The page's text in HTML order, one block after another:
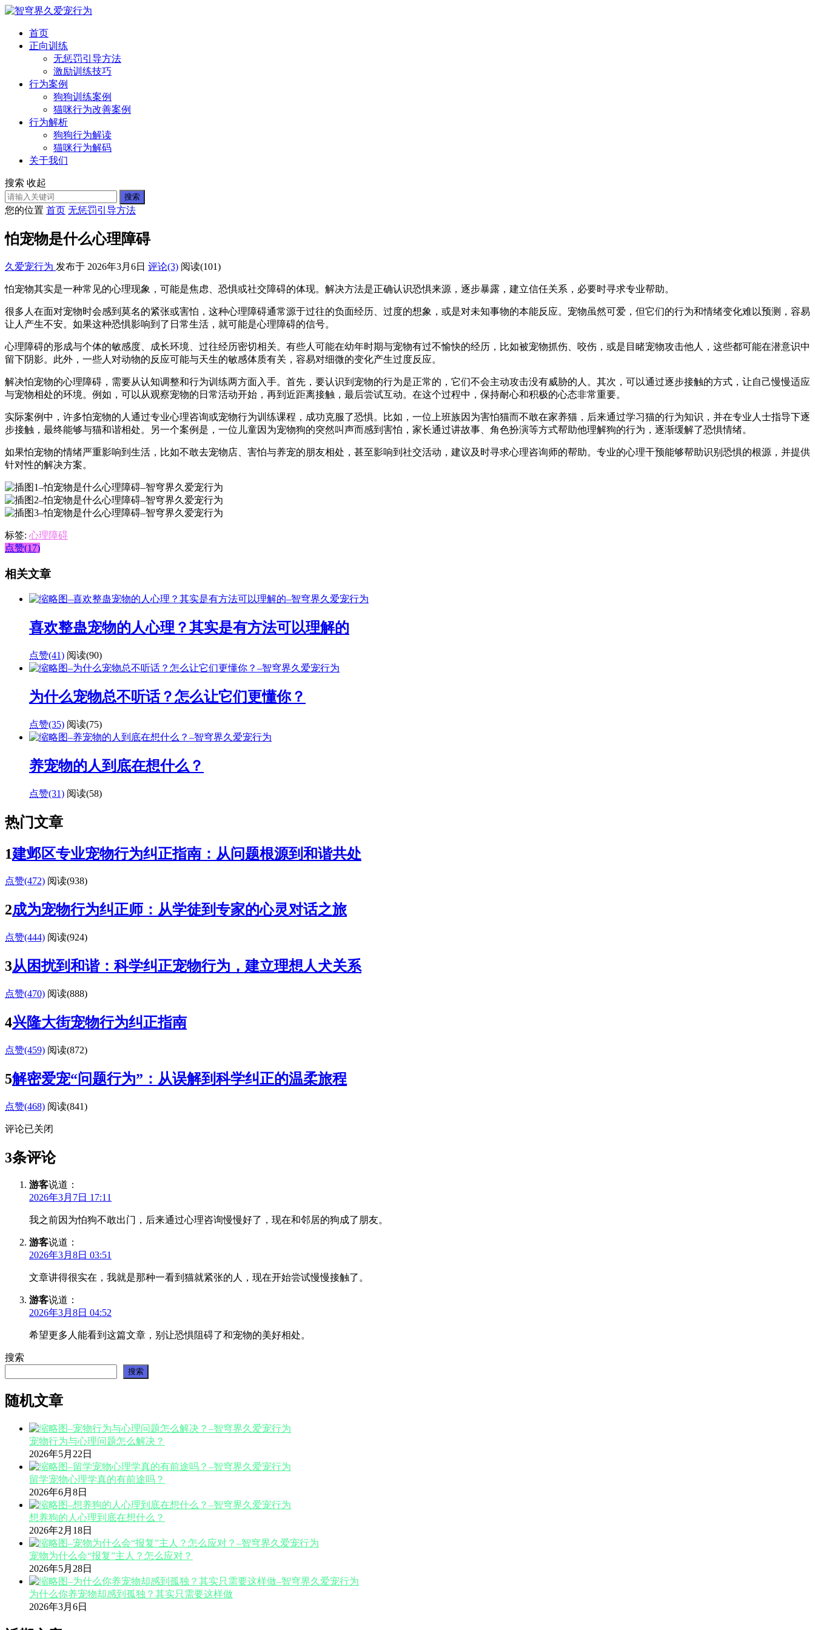
首页
正向训练
无惩罚引导方法
激励训练技巧
行为案例
狗狗训练案例
猫咪行为改善案例
行为解析
狗狗行为解读
猫咪行为解码
关于我们
搜索 收起
搜索
您的位置 首页 无惩罚引导方法
怕宠物是什么心理障碍
久爱宠行为 发布于 2026年3月6日 评论(3) 阅读(101)
怕宠物其实是一种常见的心理现象，可能是焦虑、恐惧或社交障碍的体现。解决方法是正确认识恐惧来源，逐步暴露，建立信任关系，必要时寻求专业帮助。
很多人在面对宠物时会感到莫名的紧张或害怕，这种心理障碍通常源于过往的负面经历、过度的想象，或是对未知事物的本能反应。宠物虽然可爱，但它们的行为和情绪变化难以预测，容易
让人产生不安。如果这种恐惧影响到了日常生活，就可能是心理障碍的信号。
心理障碍的形成与个体的敏感度、成长环境、过往经历密切相关。有些人可能在幼年时期与宠物有过不愉快的经历，比如被宠物抓伤、咬伤，或是目睹宠物攻击他人，这些都可能在潜意识中
留下阴影。此外，一些人对动物的反应可能与天生的敏感体质有关，容易对细微的变化产生过度反应。
解决怕宠物的心理障碍，需要从认知调整和行为训练两方面入手。首先，要认识到宠物的行为是正常的，它们不会主动攻击没有威胁的人。其次，可以通过逐步接触的方式，让自己慢慢适应
与宠物相处的环境。例如，可以从观察宠物的日常活动开始，再到近距离接触，最后尝试互动。在这个过程中，保持耐心和积极的心态非常重要。
实际案例中，许多怕宠物的人通过专业心理咨询或宠物行为训练课程，成功克服了恐惧。比如，一位上班族因为害怕猫而不敢在家养猫，后来通过学习猫的行为知识，并在专业人士指导下逐
步接触，最终能够与猫和谐相处。另一个案例是，一位儿童因为宠物狗的突然叫声而感到害怕，家长通过讲故事、角色扮演等方式帮助他理解狗的行为，逐渐缓解了恐惧情绪。
如果怕宠物的情绪严重影响到生活，比如不敢去宠物店、害怕与养宠的朋友相处，甚至影响到社交活动，建议及时寻求心理咨询师的帮助。专业的心理干预能够帮助识别恐惧的根源，并提供
针对性的解决方案。
标签: 心理障碍
点赞(17)
相关文章
喜欢整蛊宠物的人心理？其实是有方法可以理解的
点赞(41) 阅读(90)
为什么宠物总不听话？怎么让它们更懂你？
点赞(35) 阅读(75)
养宠物的人到底在想什么？
点赞(31) 阅读(58)
热门文章
1建邺区专业宠物行为纠正指南：从问题根源到和谐共处
点赞(472) 阅读(938)
2成为宠物行为纠正师：从学徒到专家的心灵对话之旅
点赞(444) 阅读(924)
3从困扰到和谐：科学纠正宠物行为，建立理想人犬关系
点赞(470) 阅读(888)
4兴隆大街宠物行为纠正指南
点赞(459) 阅读(872)
5解密爱宠“问题行为”：从误解到科学纠正的温柔旅程
点赞(468) 阅读(841)
评论已关闭
3条评论
游客说道：
2026年3月7日 17:11
我之前因为怕狗不敢出门，后来通过心理咨询慢慢好了，现在和邻居的狗成了朋友。
游客说道：
2026年3月8日 03:51
文章讲得很实在，我就是那种一看到猫就紧张的人，现在开始尝试慢慢接触了。
游客说道：
2026年3月8日 04:52
希望更多人能看到这篇文章，别让恐惧阻碍了和宠物的美好相处。
搜索
搜索
随机文章
宠物行为与心理问题怎么解决？
2026年5月22日
留学宠物心理学真的有前途吗？
2026年6月8日
想养狗的人心理到底在想什么？
2026年2月18日
宠物为什么会“报复”主人？怎么应对？
2026年5月28日
为什么你养宠物却感到孤独？其实只需要这样做
2026年3月6日